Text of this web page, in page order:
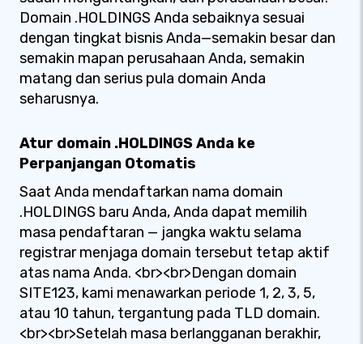
Domain .HOLDINGS Anda sebaiknya sesuai
dengan tingkat bisnis Anda—semakin besar dan
semakin mapan perusahaan Anda, semakin
matang dan serius pula domain Anda
seharusnya.
Atur domain .HOLDINGS Anda ke
Perpanjangan Otomatis
Saat Anda mendaftarkan nama domain
.HOLDINGS baru Anda, Anda dapat memilih
masa pendaftaran — jangka waktu selama
registrar menjaga domain tersebut tetap aktif
atas nama Anda. <br><br>Dengan domain
SITE123, kami menawarkan periode 1, 2, 3, 5,
atau 10 tahun, tergantung pada TLD domain.
<br><br>Setelah masa berlangganan berakhir,